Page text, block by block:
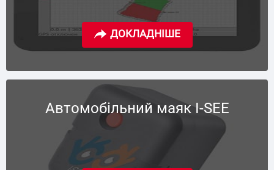
Автомобільний маяк I-SEE